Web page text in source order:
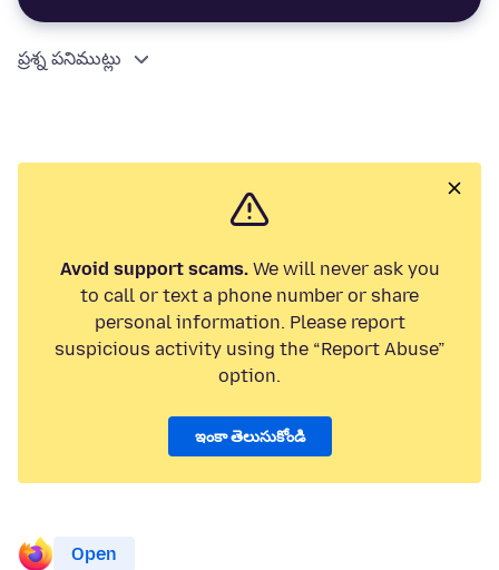
ప్రశ్న పనిముట్లు
Avoid support scams.We will never ask you
to call or text a phone number or share
personal information. Please report
suspicious activity using the “Report Abuse”
option.
ఇంకా తెలుసుకోండి
Open